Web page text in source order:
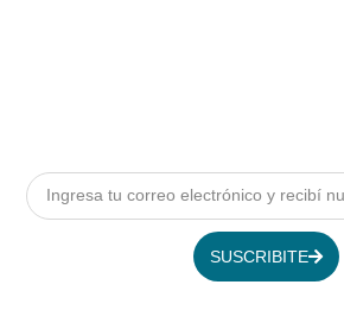
SUSCRIBITE